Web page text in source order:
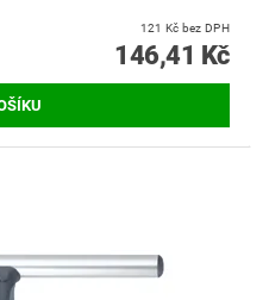
121 Kč bez DPH
146,41 Kč